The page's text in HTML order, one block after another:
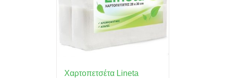
Χαρτοπετσέτα Lineta